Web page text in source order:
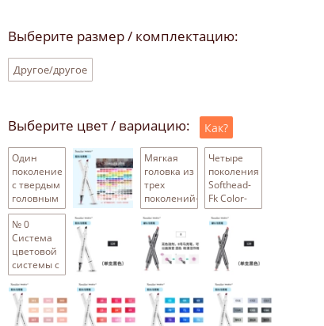
Выберите размер / комплектацию:
Другое/другое
Выберите цвет / вариацию: Как?
Один
поколение
с твердым
головным
цветом.
Мягкая
головка из
трех
поколений-
Flk Color
System-
Single
Note
Цветовое
Четыре
поколения
Softhead-
Fk Color-
Single
Замечания
цветовой
№ 0
Система
цветовой
системы с
одной
филиалой
второй
поколением